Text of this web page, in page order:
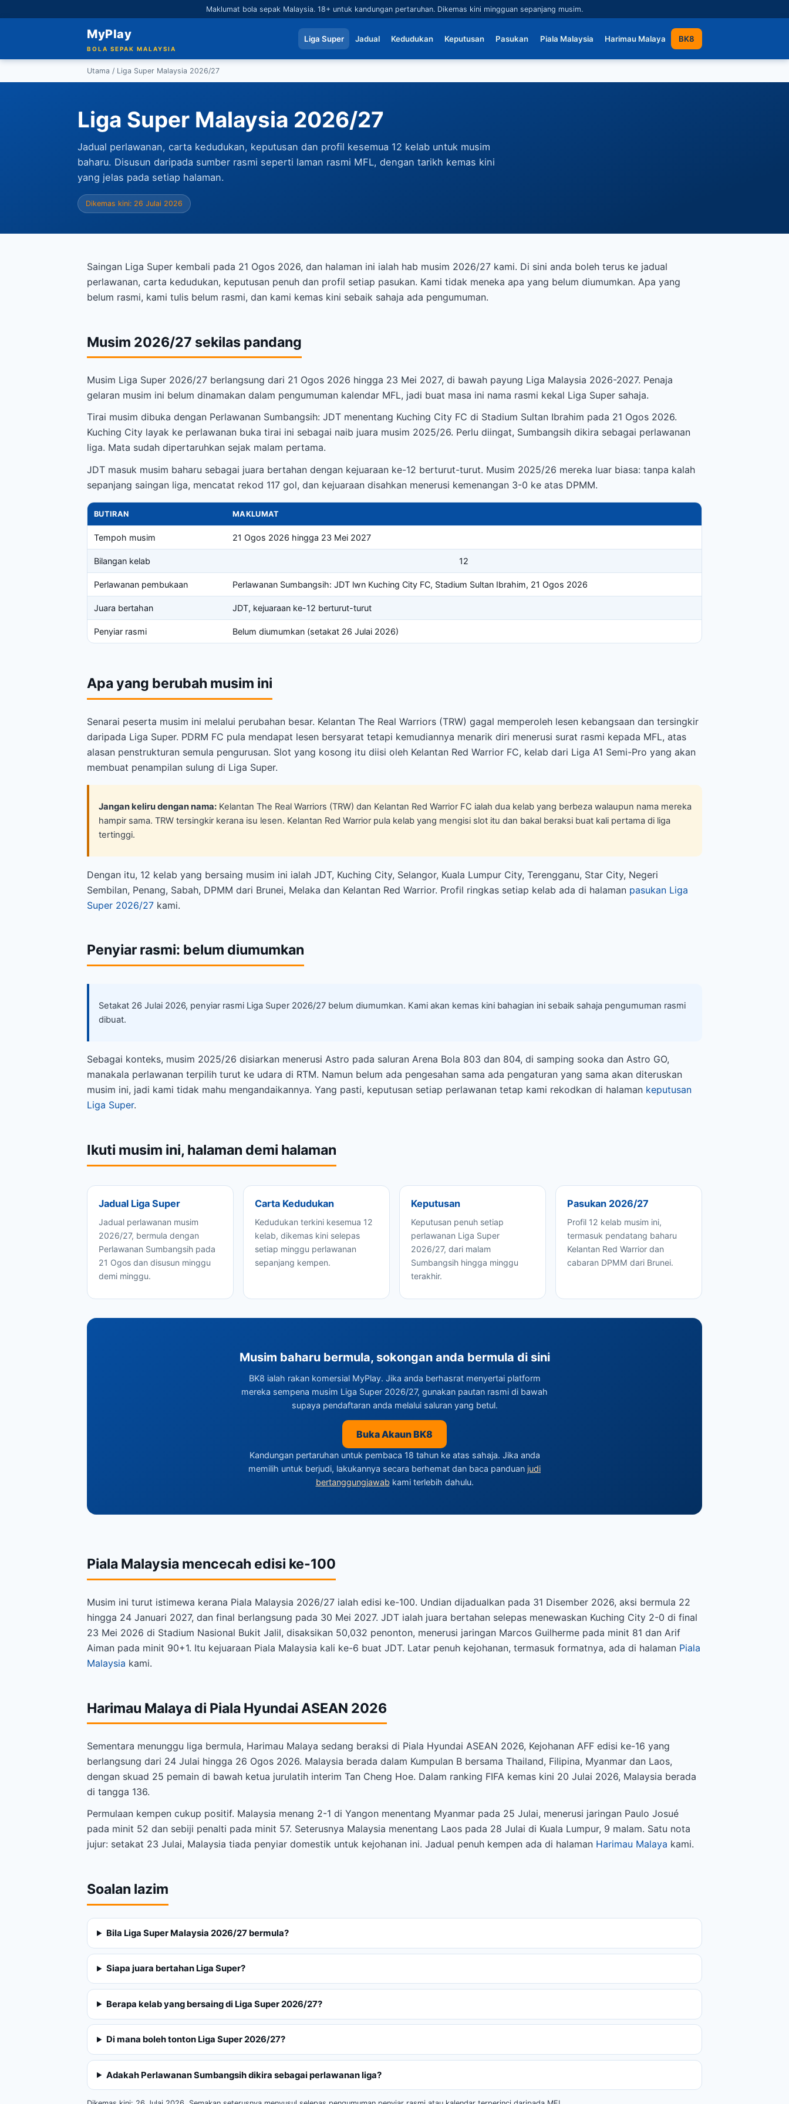
Maklumat bola sepak Malaysia. 18+ untuk kandungan pertaruhan. Dikemas kini mingguan sepanjang musim.
MyPlay
BOLA SEPAK MALAYSIA
Liga Super Jadual Kedudukan Keputusan Pasukan Piala Malaysia Harimau Malaya BK8
Utama / Liga Super Malaysia 2026/27
Liga Super Malaysia 2026/27
Jadual perlawanan, carta kedudukan, keputusan dan profil kesemua 12 kelab untuk musim
baharu. Disusun daripada sumber rasmi seperti laman rasmi MFL, dengan tarikh kemas kini
yang jelas pada setiap halaman.
Dikemas kini: 26 Julai 2026
Saingan Liga Super kembali pada 21 Ogos 2026, dan halaman ini ialah hab musim 2026/27 kami. Di sini anda boleh terus ke jadual
perlawanan, carta kedudukan, keputusan penuh dan profil setiap pasukan. Kami tidak meneka apa yang belum diumumkan. Apa yang
belum rasmi, kami tulis belum rasmi, dan kami kemas kini sebaik sahaja ada pengumuman.
Musim 2026/27 sekilas pandang
Musim Liga Super 2026/27 berlangsung dari 21 Ogos 2026 hingga 23 Mei 2027, di bawah payung Liga Malaysia 2026-2027. Penaja
gelaran musim ini belum dinamakan dalam pengumuman kalendar MFL, jadi buat masa ini nama rasmi kekal Liga Super sahaja.
Tirai musim dibuka dengan Perlawanan Sumbangsih: JDT menentang Kuching City FC di Stadium Sultan Ibrahim pada 21 Ogos 2026.
Kuching City layak ke perlawanan buka tirai ini sebagai naib juara musim 2025/26. Perlu diingat, Sumbangsih dikira sebagai perlawanan
liga. Mata sudah dipertaruhkan sejak malam pertama.
JDT masuk musim baharu sebagai juara bertahan dengan kejuaraan ke-12 berturut-turut. Musim 2025/26 mereka luar biasa: tanpa kalah
sepanjang saingan liga, mencatat rekod 117 gol, dan kejuaraan disahkan menerusi kemenangan 3-0 ke atas DPMM.
BUTIRAN MAKLUMAT
Tempoh musim 21 Ogos 2026 hingga 23 Mei 2027
Bilangan kelab 12
Perlawanan pembukaan Perlawanan Sumbangsih: JDT lwn Kuching City FC, Stadium Sultan Ibrahim, 21 Ogos 2026
Juara bertahan JDT, kejuaraan ke-12 berturut-turut
Penyiar rasmi Belum diumumkan (setakat 26 Julai 2026)
Apa yang berubah musim ini
Senarai peserta musim ini melalui perubahan besar. Kelantan The Real Warriors (TRW) gagal memperoleh lesen kebangsaan dan tersingkir
daripada Liga Super. PDRM FC pula mendapat lesen bersyarat tetapi kemudiannya menarik diri menerusi surat rasmi kepada MFL, atas
alasan penstrukturan semula pengurusan. Slot yang kosong itu diisi oleh Kelantan Red Warrior FC, kelab dari Liga A1 Semi-Pro yang akan
membuat penampilan sulung di Liga Super.
Jangan keliru dengan nama: Kelantan The Real Warriors (TRW) dan Kelantan Red Warrior FC ialah dua kelab yang berbeza walaupun nama mereka
hampir sama. TRW tersingkir kerana isu lesen. Kelantan Red Warrior pula kelab yang mengisi slot itu dan bakal beraksi buat kali pertama di liga
tertinggi.
Dengan itu, 12 kelab yang bersaing musim ini ialah JDT, Kuching City, Selangor, Kuala Lumpur City, Terengganu, Star City, Negeri
Sembilan, Penang, Sabah, DPMM dari Brunei, Melaka dan Kelantan Red Warrior. Profil ringkas setiap kelab ada di halaman pasukan Liga
Super 2026/27 kami.
Penyiar rasmi: belum diumumkan
Setakat 26 Julai 2026, penyiar rasmi Liga Super 2026/27 belum diumumkan. Kami akan kemas kini bahagian ini sebaik sahaja pengumuman rasmi
dibuat.
Sebagai konteks, musim 2025/26 disiarkan menerusi Astro pada saluran Arena Bola 803 dan 804, di samping sooka dan Astro GO,
manakala perlawanan terpilih turut ke udara di RTM. Namun belum ada pengesahan sama ada pengaturan yang sama akan diteruskan
musim ini, jadi kami tidak mahu mengandaikannya. Yang pasti, keputusan setiap perlawanan tetap kami rekodkan di halaman keputusan
Liga Super.
Ikuti musim ini, halaman demi halaman
Jadual Liga Super
Jadual perlawanan musim
2026/27, bermula dengan
Perlawanan Sumbangsih pada
21 Ogos dan disusun minggu
demi minggu.
Carta Kedudukan
Kedudukan terkini kesemua 12
kelab, dikemas kini selepas
setiap minggu perlawanan
sepanjang kempen.
Keputusan
Keputusan penuh setiap
perlawanan Liga Super
2026/27, dari malam
Sumbangsih hingga minggu
terakhir.
Pasukan 2026/27
Profil 12 kelab musim ini,
termasuk pendatang baharu
Kelantan Red Warrior dan
cabaran DPMM dari Brunei.
Musim baharu bermula, sokongan anda bermula di sini
BK8 ialah rakan komersial MyPlay. Jika anda berhasrat menyertai platform
mereka sempena musim Liga Super 2026/27, gunakan pautan rasmi di bawah
supaya pendaftaran anda melalui saluran yang betul.
Buka Akaun BK8
Kandungan pertaruhan untuk pembaca 18 tahun ke atas sahaja. Jika anda
memilih untuk berjudi, lakukannya secara berhemat dan baca panduan judi
bertanggungjawabkami terlebih dahulu.
Piala Malaysia mencecah edisi ke-100
Musim ini turut istimewa kerana Piala Malaysia 2026/27 ialah edisi ke-100. Undian dijadualkan pada 31 Disember 2026, aksi bermula 22
hingga 24 Januari 2027, dan final berlangsung pada 30 Mei 2027. JDT ialah juara bertahan selepas menewaskan Kuching City 2-0 di final
23 Mei 2026 di Stadium Nasional Bukit Jalil, disaksikan 50,032 penonton, menerusi jaringan Marcos Guilherme pada minit 81 dan Arif
Aiman pada minit 90+1. Itu kejuaraan Piala Malaysia kali ke-6 buat JDT. Latar penuh kejohanan, termasuk formatnya, ada di halaman Piala
Malaysia kami.
Harimau Malaya di Piala Hyundai ASEAN 2026
Sementara menunggu liga bermula, Harimau Malaya sedang beraksi di Piala Hyundai ASEAN 2026, Kejohanan AFF edisi ke-16 yang
berlangsung dari 24 Julai hingga 26 Ogos 2026. Malaysia berada dalam Kumpulan B bersama Thailand, Filipina, Myanmar dan Laos,
dengan skuad 25 pemain di bawah ketua jurulatih interim Tan Cheng Hoe. Dalam ranking FIFA kemas kini 20 Julai 2026, Malaysia berada
di tangga 136.
Permulaan kempen cukup positif. Malaysia menang 2-1 di Yangon menentang Myanmar pada 25 Julai, menerusi jaringan Paulo Josué
pada minit 52 dan sebiji penalti pada minit 57. Seterusnya Malaysia menentang Laos pada 28 Julai di Kuala Lumpur, 9 malam. Satu nota
jujur: setakat 23 Julai, Malaysia tiada penyiar domestik untuk kejohanan ini. Jadual penuh kempen ada di halaman Harimau Malaya kami.
Soalan lazim
Bila Liga Super Malaysia 2026/27 bermula?
Siapa juara bertahan Liga Super?
Berapa kelab yang bersaing di Liga Super 2026/27?
Di mana boleh tonton Liga Super 2026/27?
Adakah Perlawanan Sumbangsih dikira sebagai perlawanan liga?